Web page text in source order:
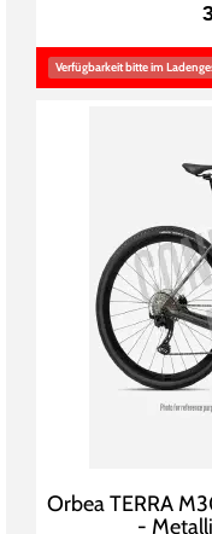
Verfügbarkeit bitte im
Orbea TERRA
-